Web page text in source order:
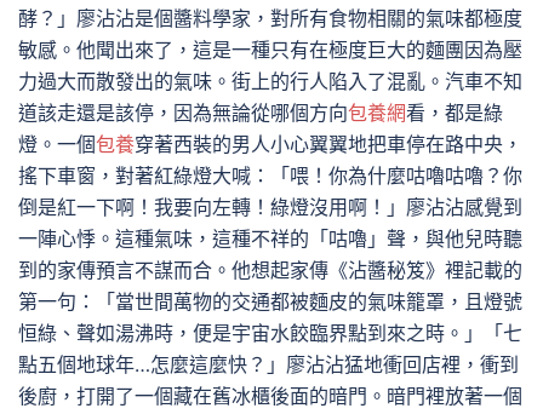
酵？」廖沾沾是個醬料學家，對所有食物相關的氣味都極度
敏感。他聞出來了，這是一種只有在極度巨大的麵團因為壓
力過大而散發出的氣味。街上的行人陷入了混亂。汽車不知
道該走還是該停，因為無論從哪個方向包養網看，都是綠
燈。一個包養穿著西裝的男人小心翼翼地把車停在路中央，
搖下車窗，對著紅綠燈大喊：「喂！你為什麼咕嚕咕嚕？你
倒是紅一下啊！我要向左轉！綠燈沒用啊！」廖沾沾感覺到
一陣心悸。這種氣味，這種不祥的「咕嚕」聲，與他兒時聽
到的家傳預言不謀而合。他想起家傳《沾醬秘笈》裡記載的
第一句：「當世間萬物的交通都被麵皮的氣味籠罩，且燈號
恒綠、聲如湯沸時，便是宇宙水餃臨界點到來之時。」「七
點五個地球年…怎麼這麼快？」廖沾沾猛地衝回店裡，衝到
後廚，打開了一個藏在舊冰櫃後面的暗門。暗門裡放著一個